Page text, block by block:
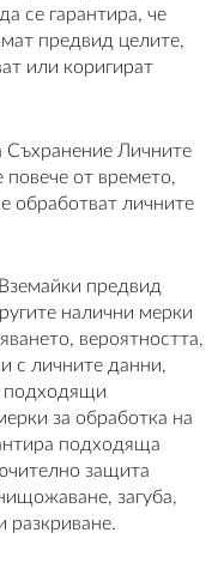
се гарантира, че
предвид целите,
или коригират
Съхранение Личните
повече от времето,
обработват личните
предвид
налични мерки
вероятността,
с личните данни,
подходящи
за обработка на
подходяща
защита
загуба,
разкриване.